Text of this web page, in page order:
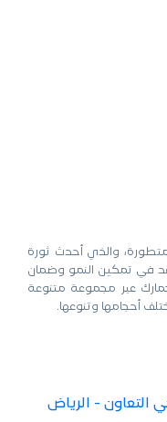
والذي أحدث ثورة
في تمكين النمو وضمان
عبر مجموعة متنوعة
أحجامها وتنوعها.
التعاون - الرياض